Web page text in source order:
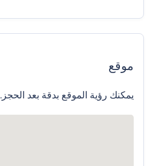
موقع
يمكنك رؤية الموقع بدقة بعد الحجز.